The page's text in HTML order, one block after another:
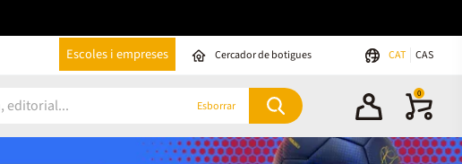
Escoles i empreses Cercador de botigues CAT CAS
Esborrar
0